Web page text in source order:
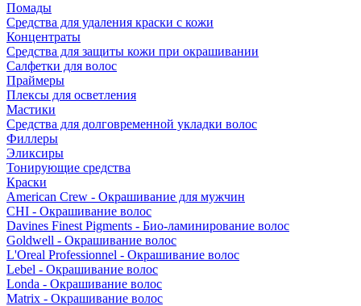
Помады
Средства для удаления краски с кожи
Концентраты
Средства для защиты кожи при окрашивании
Салфетки для волос
Праймеры
Плексы для осветления
Мастики
Средства для долговременной укладки волос
Филлеры
Эликсиры
Тонирующие средства
Краски
American Crew - Окрашивание для мужчин
CHI - Окрашивание волос
Davines Finest Pigments - Био-ламинирование волос
Goldwell - Окрашивание волос
L'Oreal Professionnel - Окрашивание волос
Lebel - Окрашивание волос
Londa - Окрашивание волос
Matrix - Окрашивание волос